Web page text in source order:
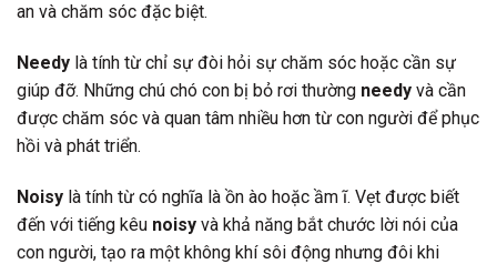
an và chăm sóc đặc biệt.
Needy là tính từ chỉ sự đòi hỏi sự chăm sóc hoặc cần sự
giúp đỡ. Những chú chó con bị bỏ rơi thường needy và cần
được chăm sóc và quan tâm nhiều hơn từ con người để phục
hồi và phát triển.
Noisy là tính từ có nghĩa là ồn ào hoặc ầm ĩ. Vẹt được biết
đến với tiếng kêu noisy và khả năng bắt chước lời nói của
con người, tạo ra một không khí sôi động nhưng đôi khi